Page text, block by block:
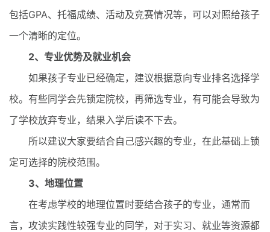
包括GPA、托福成绩、活动及竞赛情况等，可以对照给孩子
一个清晰的定位。
2、专业优势及就业机会
如果孩子专业已经确定，建议根据意向专业排名选择学
校。有些同学会先锁定院校，再筛选专业，有可能会导致为
了学校放弃专业，结果入学后读不下去。
所以建议大家要结合自己感兴趣的专业，在此基础上锁
定可选择的院校范围。
3、地理位置
在考虑学校的地理位置时要结合孩子的专业，通常而
言，攻读实践性较强专业的同学，对于实习、就业等资源都